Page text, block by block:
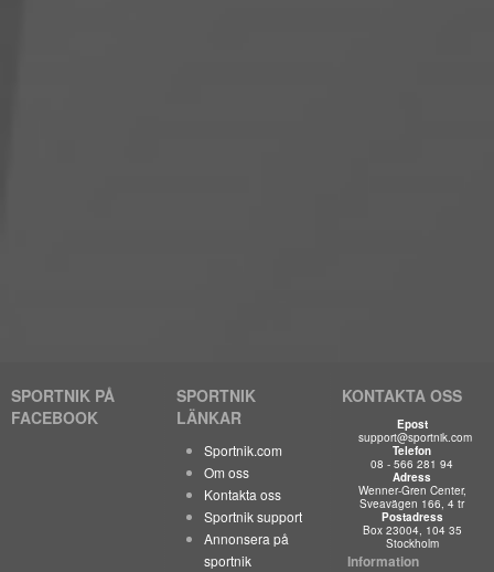
SPORTNIK PÅ
FACEBOOK
SPORTNIK
LÄNKAR
Sportnik.com
Om oss
Kontakta oss
Sportnik support
Annonsera på
sportnik
KONTAKTA OSS
Epost
support@sportnik.com
Telefon
08 - 566 281 94
Adress
Wenner-Gren Center,
Sveavägen 166, 4 tr
Postadress
Box 23004, 104 35
Stockholm
Information